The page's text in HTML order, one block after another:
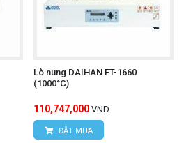
Lò nung DAIHAN FT-1660
(1000°C)
110,747,000 VND
ĐẶT MUA